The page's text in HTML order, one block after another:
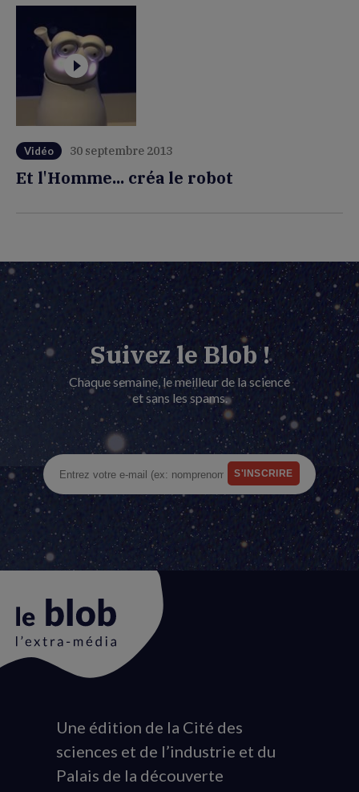
Vidéo 30 septembre 2013
Et l'Homme... créa le robot
Suivez le Blob !
Chaque semaine, le meilleur de la science
et sans les spams.
Animation
du
logo
Une édition de la Cité des
sciences et de l’industrie et du
Palais de la découverte